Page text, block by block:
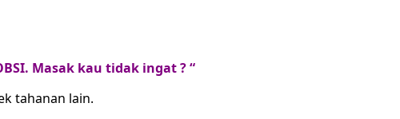
Masak kau tidak ingat ? “
tahanan lain.